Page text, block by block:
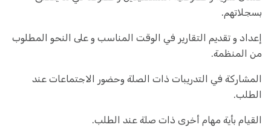
بسجلاتهم.
إعداد و تقديم التقارير في الوقت المناسب و على النحو المطلوب
من المنظمة.
المشاركة في التدريبات ذات الصلة وحضور الاجتماعات عند
الطلب.
القيام بأية مهام أخرى ذات صلة عند الطلب.